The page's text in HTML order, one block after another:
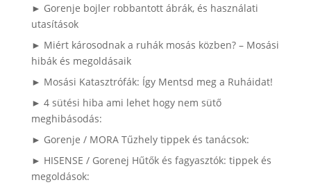
► Gorenje bojler robbantott ábrák, és használati
utasítások
► Miért károsodnak a ruhák mosás közben? – Mosási
hibák és megoldásaik
► Mosási Katasztrófák: Így Mentsd meg a Ruháidat!
► 4 sütési hiba ami lehet hogy nem sütő
meghibásodás:
► Gorenje / MORA Tűzhely tippek és tanácsok:
► HISENSE / Gorenej Hűtők és fagyasztók: tippek és
megoldások: